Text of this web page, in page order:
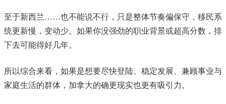
至于新西兰……也不能说不行，只是整体节奏偏保守，移民系
统更新慢，变动少。如果你没强劲的职业背景或超高分数，排
下去可能得好几年。
所以综合来看，如果是想要尽快登陆、稳定发展、兼顾事业与
家庭生活的群体，加拿大的确更现实也更有吸引力。